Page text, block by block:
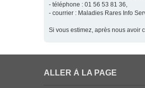
- téléphone : 01 56 53 81 36,
- courrier : Maladies Rares Info
Si vous estimez, après nous avoir
ALLER À LA PAGE